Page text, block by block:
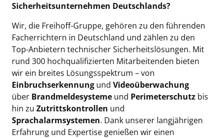
Sicherheitsunternehmen Deutschlands?
Wir, die Freihoff-Gruppe, gehören zu den führenden
Facherrichtern in Deutschland und zählen zu den
Top-Anbietern technischer Sicherheitslösungen. Mit
rund 300 hochqualifizierten Mitarbeitenden bieten
wir ein breites Lösungsspektrum – von
Einbruchserkennung und Videoüberwachung
über Brandmeldesysteme und Perimeterschutz bis
hin zu Zutrittskontrollen und
Sprachalarmsystemen. Dank unserer langjährigen
Erfahrung und Expertise genießen wir einen